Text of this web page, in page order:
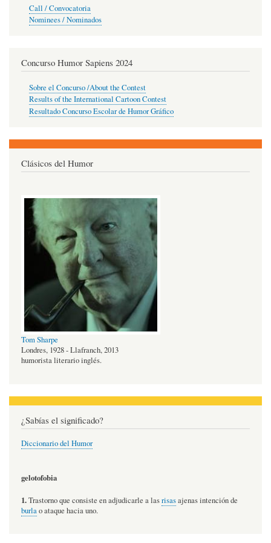
Call / Convocatoria
Nominees / Nominados
Concurso Humor Sapiens 2024
Sobre el Concurso /About the Contest
Results of the International Cartoon Contest
Resultado Concurso Escolar de Humor Gráfico
Clásicos del Humor
Tom Sharpe
Londres, 1928 - Llafranch, 2013
humorista literario inglés.
¿Sabías el significado?
Diccionario del Humor
gelotofobia
1.Trastorno que consiste en adjudicarle a lasrisasajenas intención de
burlao ataque hacia uno.